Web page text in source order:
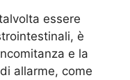
essere
è
e la
allarme, come